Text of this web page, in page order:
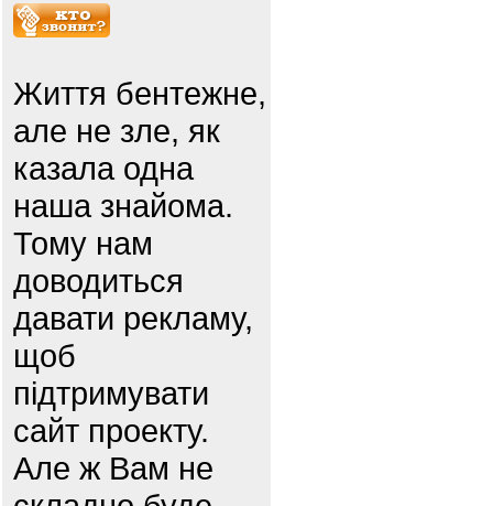
Життя бентежне,
але не зле, як
казала одна
наша знайома.
Тому нам
доводиться
давати рекламу,
щоб
підтримувати
сайт проекту.
Але ж Вам не